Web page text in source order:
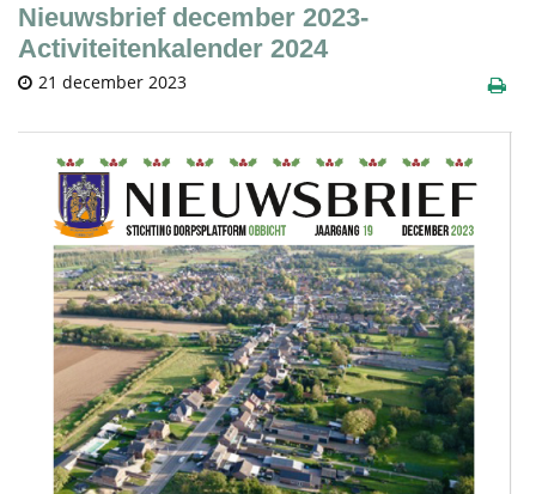
Nieuwsbrief december 2023-
Activiteitenkalender 2024
21 december 2023